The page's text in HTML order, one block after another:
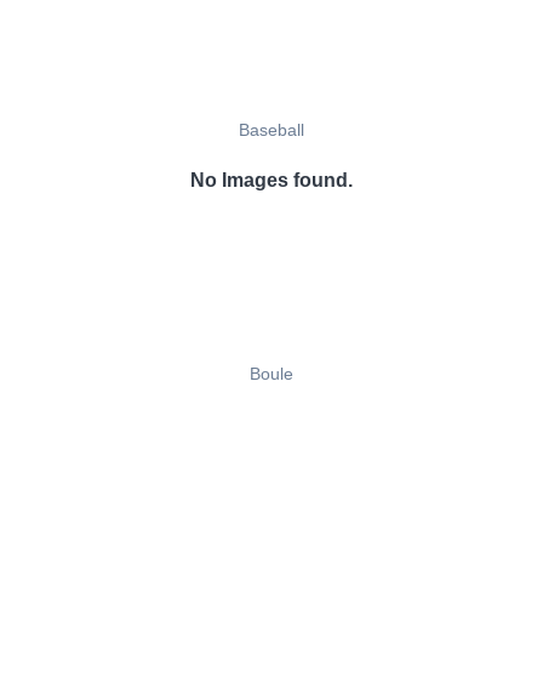
Baseball
No Images found.
Boule